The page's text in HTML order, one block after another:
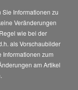
Sie Informationen zu
Veränderungen
wie bei der
als Vorschaubilder
Informationen zum
am Artikel